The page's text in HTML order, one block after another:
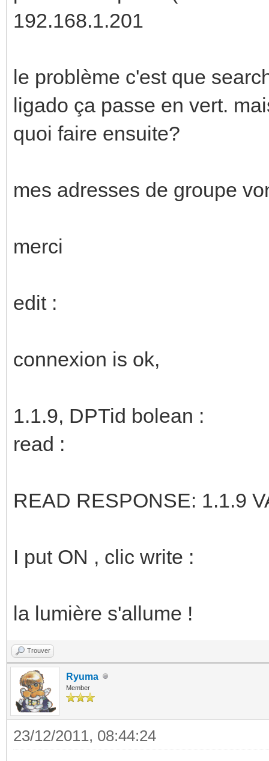
192.168.1.201
le problème c'est que
ligado ça passe en vert.
quoi faire ensuite?
mes adresses de groupe
merci
edit :
connexion is ok,
1.1.9, DPTid bolean :
read :
READ RESPONSE: 1.1.9
I put ON , clic write :
la lumière s'allume !
Trouver
Ryuma
Member
23/12/2011, 08:44:24